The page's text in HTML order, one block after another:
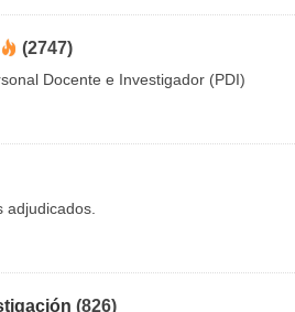
(2747)
Docente e Investigador (PDI)
adjudicados.
(826)